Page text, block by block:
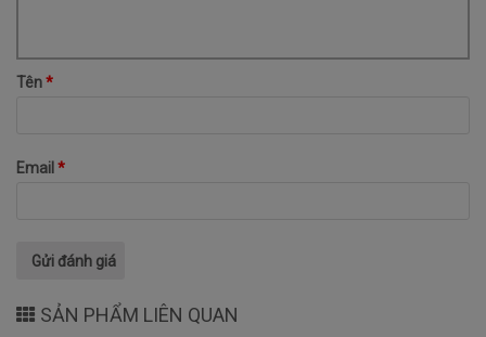
Tên*
Email *
SẢN PHẨM LIÊN QUAN